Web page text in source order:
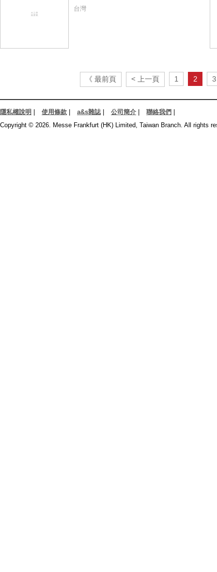
台灣
《 最前頁 < 上一頁 1 2 3
隱私權說明 使用條款 a&s雜誌| 公司簡介 聯絡我們
Copyright © 2026. Messe Frankfurt (HK) Limited, Taiwan Branch. All rights